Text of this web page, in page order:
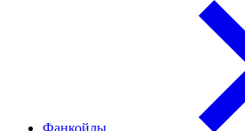
Фанкойлы